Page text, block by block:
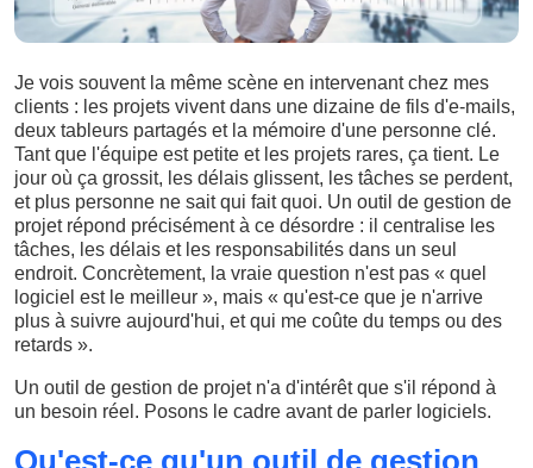
Je vois souvent la même scène en intervenant chez mes
clients : les projets vivent dans une dizaine de fils d'e-mails,
deux tableurs partagés et la mémoire d'une personne clé.
Tant que l'équipe est petite et les projets rares, ça tient. Le
jour où ça grossit, les délais glissent, les tâches se perdent,
et plus personne ne sait qui fait quoi. Un outil de gestion de
projet répond précisément à ce désordre : il centralise les
tâches, les délais et les responsabilités dans un seul
endroit. Concrètement, la vraie question n'est pas « quel
logiciel est le meilleur », mais « qu'est-ce que je n'arrive
plus à suivre aujourd'hui, et qui me coûte du temps ou des
retards ».
Un outil de gestion de projet n'a d'intérêt que s'il répond à
un besoin réel. Posons le cadre avant de parler logiciels.
Qu'est-ce qu'un outil de gestion